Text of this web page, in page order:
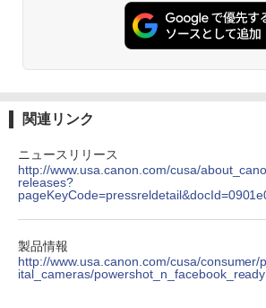
関連リンク
ニュースリリース
http://www.usa.canon.com/cusa/
releases?
製品情報
http://www.usa.canon.com/cusa/consumer/
ital_cameras/powershot_n_facebook_ready